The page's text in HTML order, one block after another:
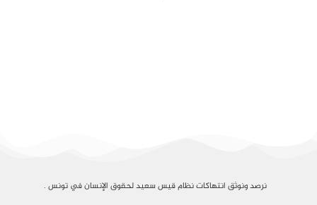
نرصد ونوثق انتهاكات نظام قيس سعيد لحقوق الإنسان في تونس .